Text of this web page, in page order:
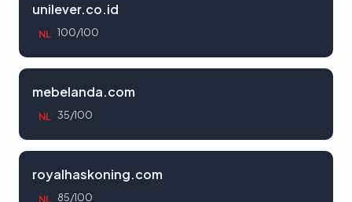
unilever.co.id
NL 100/100
mebelanda.com
NL 35/100
royalhaskoning.com
NL 85/100